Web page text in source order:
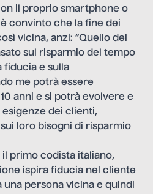
il proprio smartphone o
convinto che la fine dei
vicina, anzi: “Quello del
sul risparmio del tempo
fiducia e sulla
me potrà essere
anni e si potrà evolvere e
esigenze dei clienti,
loro bisogni di risparmio
primo codista italiano,
ispira fiducia nel cliente
persona vicina e quindi